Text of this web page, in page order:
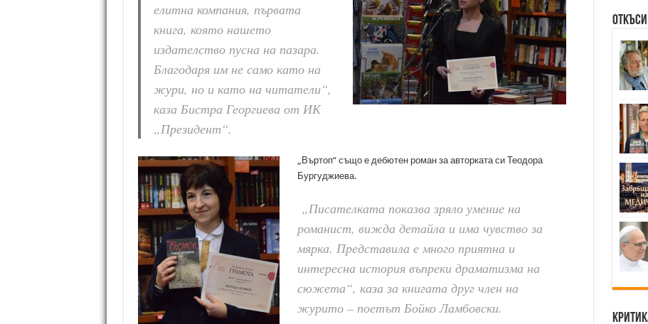
елитна компания, първата
книга, която нашето
издателство пусна на пазара.
Благодаря им не само като на
жури, но и като на читатели“,
каза Бистра Георгиева от ИК
„Президент“.
„Въртоп“ също е дебютен роман за авторката си Теодора
Бургуджиева.
„Писателката показва зряло умение на
романист, вижда детайла и има чувство за
мярка. Представила е много приятна и
интересна история въпреки драматизма на
сюжета“, каза за книгата друг член на
журито – поетът Бойко Ламбовски.
Откъси